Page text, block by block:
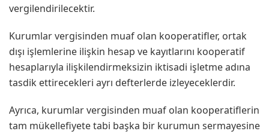
vergilendirilecektir.
Kurumlar vergisinden muaf olan kooperatifler, ortak
dışı işlemlerine ilişkin hesap ve kayıtlarını kooperatif
hesaplarıyla ilişkilendirmeksizin iktisadi işletme adına
tasdik ettirecekleri ayrı defterlerde izleyeceklerdir.
Ayrıca, kurumlar vergisinden muaf olan kooperatiflerin
tam mükellefiyete tabi başka bir kurumun sermayesine